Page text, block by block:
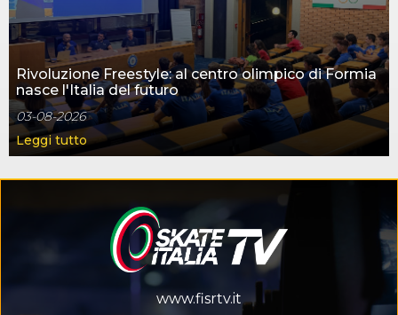
03-08-2026
Rivoluzione Freestyle: al centro olimpico di Formia
nasce l'Italia del futuro
Leggi tutto
www.fisrtv.it